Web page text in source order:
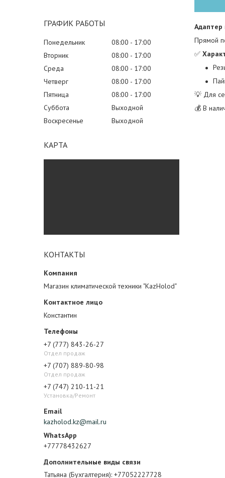
ГРАФИК РАБОТЫ
Понедельник 08:00
17:00
Вторник
08:00
17:00
Среда
08:00
17:00
Четверг
08:00
17:00
Пятница
08:00
17:00
Суббота
Выходной
Воскресенье
Выходной
КАРТА
КОНТАКТЫ
Магазин климатической техники "KazHolod"
Константин
+7 (777) 843-26-27
Отдел продаж
+7 (707) 889-80-98
Отдел продаж
+7 (747) 210-11-21
Установка/Ремонт
kazholod.kz@mail.ru
+77778432627
Татьяна (Бухгалтерия) +77052227728
Адаптер
Прямой
✅
💡 Для
💰 В